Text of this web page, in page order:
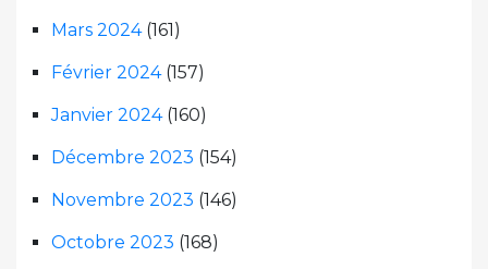
Mars 2024(161)
Février 2024(157)
Janvier 2024(160)
Décembre 2023 (154)
Novembre 2023 (146)
Octobre 2023 (168)